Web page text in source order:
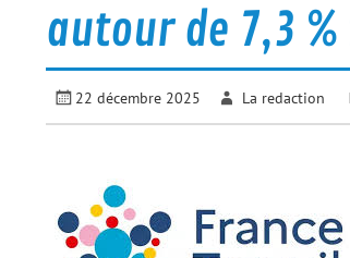
autour de 7,3
22 décembre 2025 La redaction